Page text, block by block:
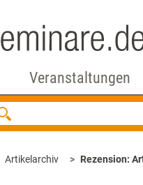
Veranstaltungen
Artikelarchiv Rezension: